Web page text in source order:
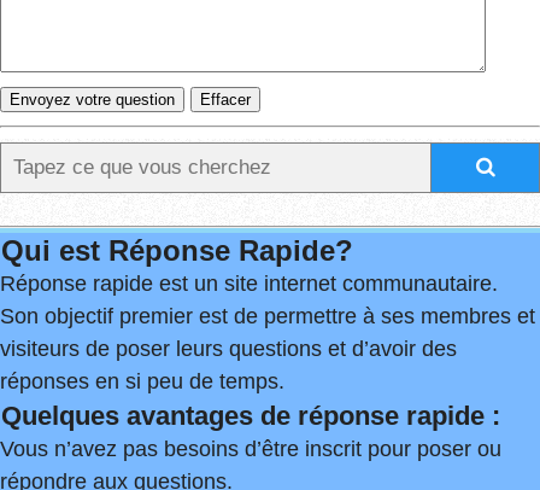
Qui est Réponse Rapide?
Réponse rapide est un site internet communautaire.
Son objectif premier est de permettre à ses membres et
visiteurs de poser leurs questions et d’avoir des
réponses en si peu de temps.
Quelques avantages de réponse rapide :
Vous n’avez pas besoins d’être inscrit pour poser ou
répondre aux questions.